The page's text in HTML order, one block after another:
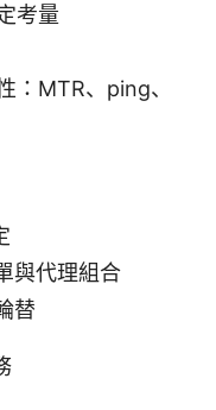
考量
：MTR、ping、
與代理組合
替